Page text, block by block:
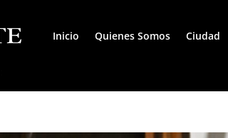
Inicio Quienes Somos Ciudad